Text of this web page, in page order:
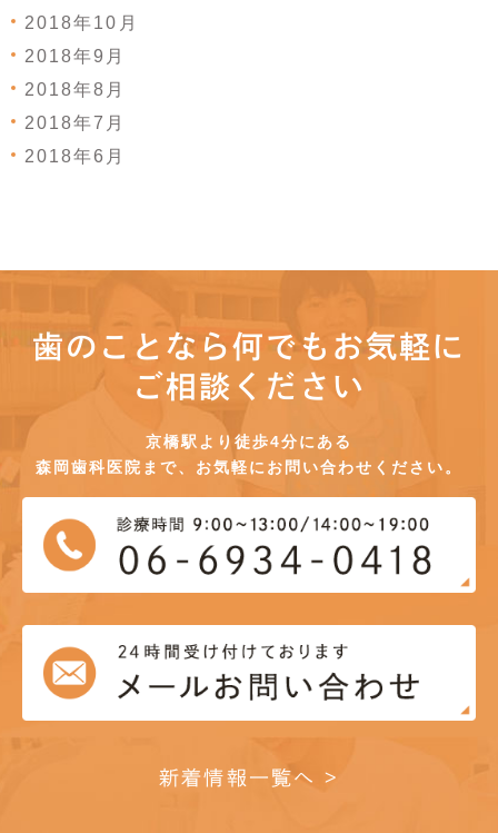
2018年10月
2018年9月
2018年8月
2018年7月
2018年6月
歯のことなら何でもお気軽に
ご相談ください
京橋駅より徒歩4分にある
森岡歯科医院まで、お気軽にお問い合わせください。
新着情報一覧へ >